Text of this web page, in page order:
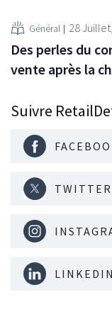
Général 28
Des perles du
vente après la
Suivre
TWITTER
LINKEDIN